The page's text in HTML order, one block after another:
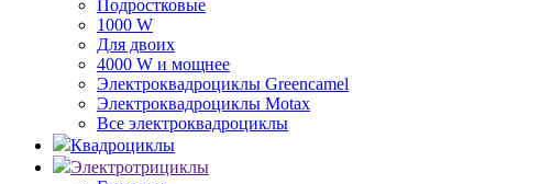
Подростковые
1000 W
Для двоих
4000 W и мощнее
Электроквадроциклы Greencamel
Электроквадроциклы Motax
Все электроквадроциклы
Квадроциклы
Электротрициклы